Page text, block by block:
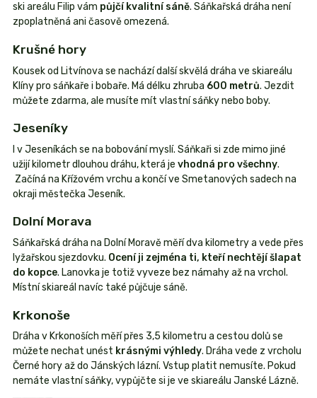
ski areálu Filip vám půjčí kvalitní sáně. Sáňkařská dráha není
zpoplatněná ani časově omezená.
Krušné hory
Kousek od Litvínova se nachází další skvělá dráha ve skiareálu
Klíny pro sáňkaře i bobaře. Má délku zhruba 600 metrů. Jezdit
můžete zdarma, ale musíte mít vlastní sáňky nebo boby.
Jeseníky
I v Jeseníkách se na bobování myslí. Sáňkaři si zde mimo jiné
užijí kilometr dlouhou dráhu, která je vhodná pro všechny.
Začíná na Křížovém vrchu a končí ve Smetanových sadech na
okraji městečka Jeseník.
Dolní Morava
Sáňkařská dráha na Dolní Moravě měří dva kilometry a vede přes
lyžařskou sjezdovku. Ocení ji zejména ti, kteří nechtějí šlapat
do kopce. Lanovka je totiž vyveze bez námahy až na vrchol.
Místní skiareál navíc také půjčuje sáně.
Krkonoše
Dráha v Krkonoších měří přes 3,5 kilometru a cestou dolů se
můžete nechat unést krásnými výhledy. Dráha vede z vrcholu
Černé hory až do Jánských lázní. Vstup platit nemusíte. Pokud
nemáte vlastní sáňky, vypůjčte si je ve skiareálu Janské Lázně.